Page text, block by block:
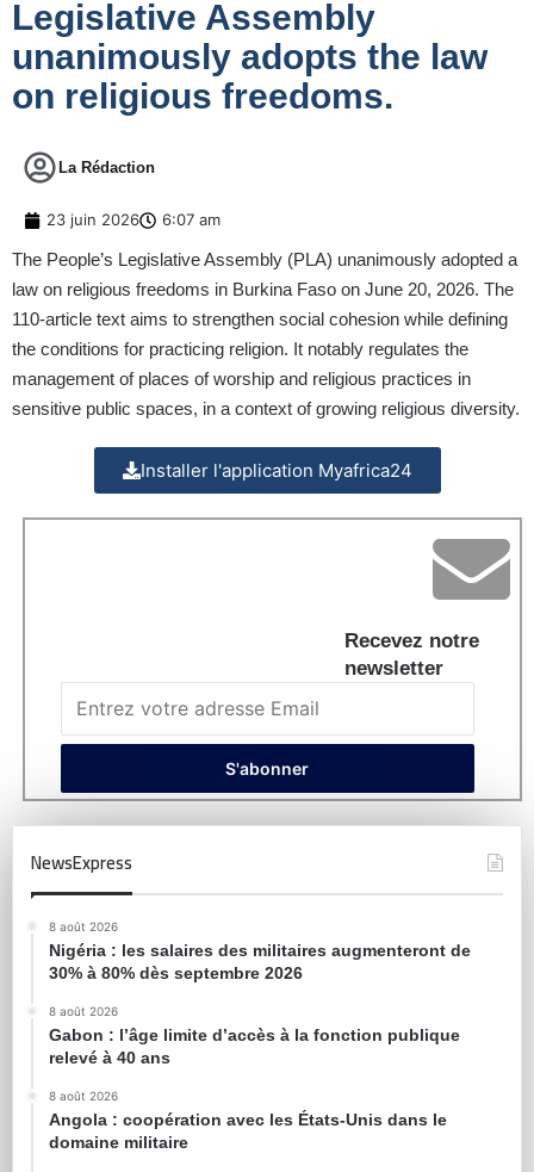
Legislative Assembly
unanimously adopts the law
on religious freedoms.
La Rédaction
23 juin 2026 6:07 am
The People’s Legislative Assembly (PLA) unanimously adopted a
law on religious freedoms in Burkina Faso on June 20, 2026. The
110-article text aims to strengthen social cohesion while defining
the conditions for practicing religion. It notably regulates the
management of places of worship and religious practices in
sensitive public spaces, in a context of growing religious diversity.
Installer l'application Myafrica24
Recevez notre
newsletter
NewsExpress
8 août 2026
Nigéria : les salaires des militaires augmenteront de
30% à 80% dès septembre 2026
8 août 2026
Gabon : l’âge limite d’accès à la fonction publique
relevé à 40 ans
8 août 2026
Angola : coopération avec les États-Unis dans le
domaine militaire